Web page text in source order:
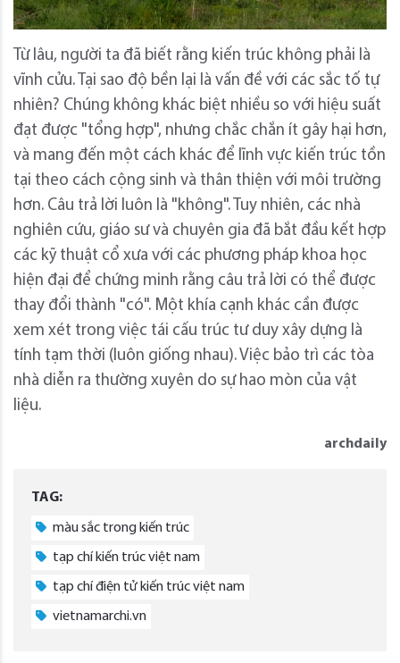
Từ lâu, người ta đã biết rằng kiến trúc không phải là
vĩnh cửu. Tại sao độ bền lại là vấn đề với các sắc tố tự
nhiên? Chúng không khác biệt nhiều so với hiệu suất
đạt được "tổng hợp", nhưng chắc chắn ít gây hại hơn,
và mang đến một cách khác để lĩnh vực kiến trúc tồn
tại theo cách cộng sinh và thân thiện với môi trường
hơn. Câu trả lời luôn là "không". Tuy nhiên, các nhà
nghiên cứu, giáo sư và chuyên gia đã bắt đầu kết hợp
các kỹ thuật cổ xưa với các phương pháp khoa học
hiện đại để chứng minh rằng câu trả lời có thể được
thay đổi thành "có". Một khía cạnh khác cần được
xem xét trong việc tái cấu trúc tư duy xây dựng là
tính tạm thời (luôn giống nhau). Việc bảo trì các tòa
nhà diễn ra thường xuyên do sự hao mòn của vật
liệu.
archdaily
TAG:
màu sắc trong kiến trúc
tạp chí kiến trúc việt nam
tạp chí điện tử kiến trúc việt nam
vietnamarchi.vn